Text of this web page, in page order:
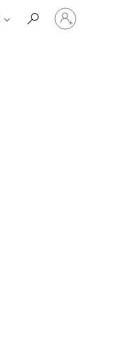
Connectez-
vous